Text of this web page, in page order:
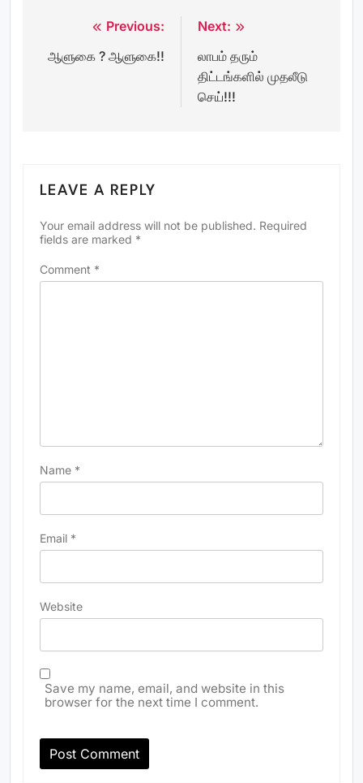
navigation
Previous:
ஆளுகை ? ஆளுகை!!
Next:
லாபம் தரும்
திட்டங்களில் முதலீடு
செய்!!!
LEAVE A REPLY
Your email address will not be published. Required
fields are marked *
Comment *
Name *
Email *
Website
Save my name, email, and website in this
browser for the next time I comment.